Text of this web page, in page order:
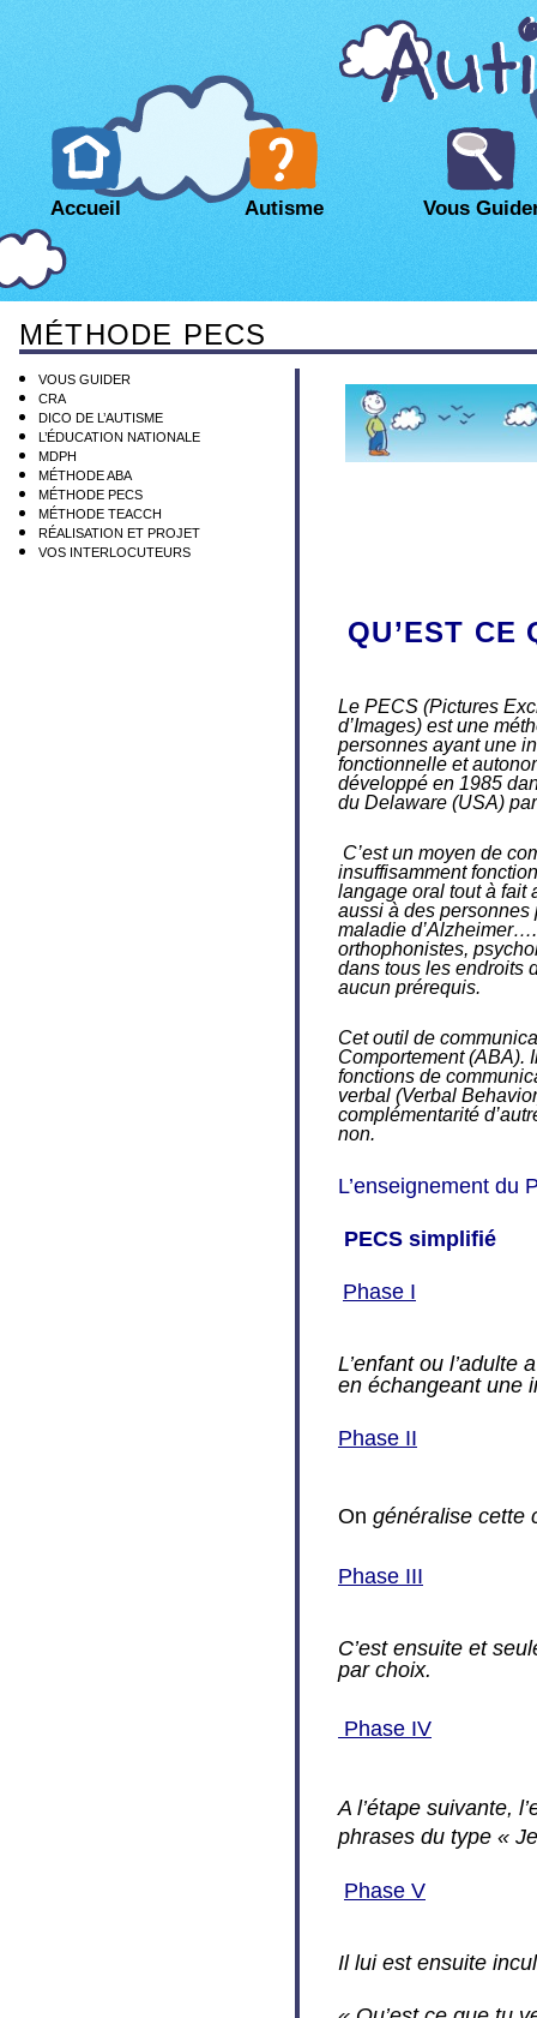
Accueil Autisme Vous
MÉTHODE PECS
VOUS GUIDER
CRA
DICO DE L’AUTISME
L’ÉDUCATION NATIONALE
MDPH
MÉTHODE ABA
MÉTHODE PECS
MÉTHODE TEACCH
RÉALISATION ET PROJET
VOS INTERLOCUTEURS
QU’EST CE
Le PECS (Pictures
d’Images) est une
personnes ayant une
fonctionnelle et
développé en 1985
du Delaware (USA)
C’est un moyen de
insuffisamment
langage oral tout à fait
aussi à des
maladie
orthophonistes,
dans tous les endroits
aucun prérequis.
Cet outil de
Comportement (ABA).
fonctions de
verbal (Verbal
complémentarité
non.
L’enseignement du
PECS simplifié
Phase I
L’enfant ou
en échangeant une
Phase II
On généralise cette
Phase III
C’est ensuite et
par choix.
Phase IV
A l’étape suivante, l’
phrases du type «
Phase V
Il lui est ensuite